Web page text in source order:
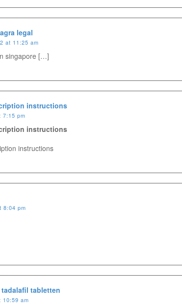
legal
at 11:25 am
singapore […]
instructions
7:15 pm
instructions
instructions
8:04 pm
tabletten
10:59 am